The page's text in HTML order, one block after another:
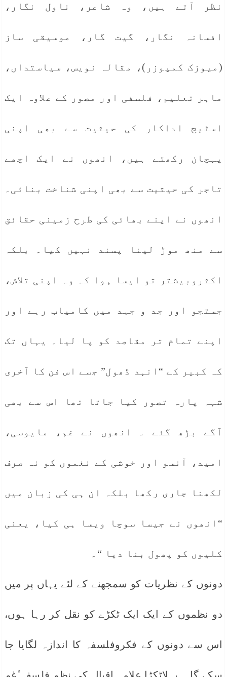
نظر آتے ہیں، وہ شاعر، ناول نگار،
افسانہ نگار، گیت گار، موسیقی ساز
(میوزک کمپوزر)، مقالہ نویس، سیاستداں،
ماہر تعلیم، فلسفی اور مصور کے علاوہ ایک
اسٹیج اداکار کی حیثیت سے بھی اپنی
پہچان رکھتے ہیں، انھوں نے ایک اچھے
تاجر کی حیثیت سے بھی اپنی شناخت بنائی۔
انھوں نے اپنے بھائی کی طرح زمینی حقائق
سے منھ موڑ لینا پسند نہیں کیا۔ بلکہ
اکثروبیشتر تو ایسا ہوا کہ وہ اپنی تلاش،
جستجو اور جد و جہد میں کامیاب رہے اور
اپنے تمام تر مقاصد کو پا لیا۔ یہاں تک
کہ کبیر کے “انہد ڈھول” جسے اس فن کا آخری
شہہ پارہ تصور کیا جاتا تھا اس سے بھی
آگے بڑھ گئے ۔ انھوں نے غم، مایوسی،
امید، آنسو اور خوشی کے نغموں کو نہ صرف
لکھنا جاری رکھا بلکہ ان ہی کی زبان میں
“انھوں نے جیسا سوچا ویسا ہی کیا، یعنی
کلیوں کو پھول بنا دیا “۔
دونوں کے نظریات کو سمجھنے کے لئے یہاں پر میں
دو نظموں کے ایک ایک ٹکڑے کو نقل کر رہا ہوں،
اس سے دونوں کے فکروفلسفہ کا اندازہ لگایا جا